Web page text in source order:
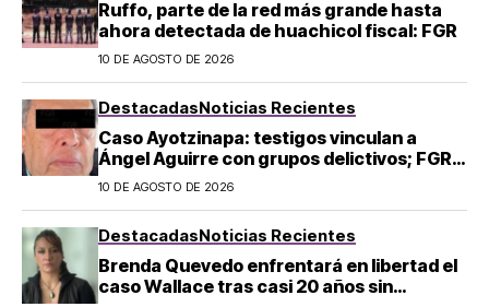
Ruffo, parte de la red más grande hasta
ahora detectada de huachicol fiscal: FGR
10 DE AGOSTO DE 2026
DestacadasNoticias Recientes
Caso Ayotzinapa: testigos vinculan a
Ángel Aguirre con grupos delictivos; FGR
lo acusa de destruir evidencia
10 DE AGOSTO DE 2026
DestacadasNoticias Recientes
Brenda Quevedo enfrentará en libertad el
caso Wallace tras casi 20 años sin